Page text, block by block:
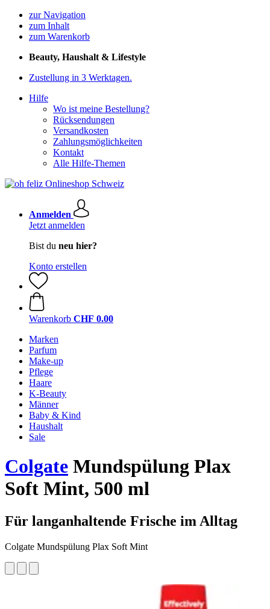
zur Navigation
zum Inhalt
zum Warenkorb
Beauty, Haushalt & Lifestyle
Zustellung in 3 Werktagen.
Hilfe
Wo ist meine Bestellung?
Rücksendungen
Versandkosten
Zahlungsmöglichkeiten
Kontakt
Alle Hilfe-Themen
Anmelden
Jetzt anmelden
Bist du neu hier?
Konto erstellen
Warenkorb CHF 0.00
Marken
Parfum
Make-up
Pflege
Haare
K-Beauty
Männer
Baby & Kind
Haushalt
Sale
Colgate Mundspülung Plax
Soft Mint, 500 ml
Für langanhaltende Frische im Alltag
Colgate Mundspülung Plax Soft Mint